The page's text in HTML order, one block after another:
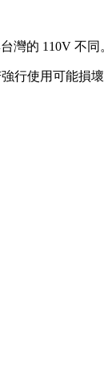
灣的 110V 不
使用可能損